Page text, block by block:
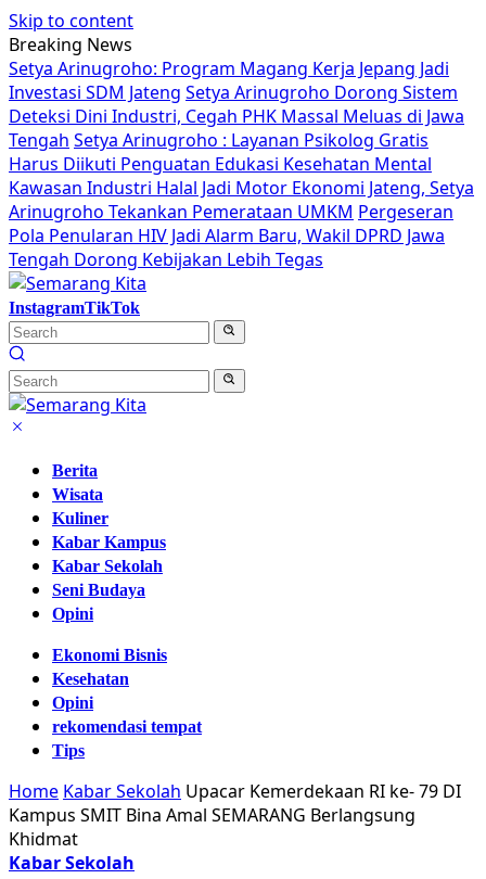
Skip to content
Breaking News
Setya Arinugroho: Program Magang Kerja Jepang Jadi
Investasi SDM Jateng Setya Arinugroho Dorong Sistem
Deteksi Dini Industri, Cegah PHK Massal Meluas di Jawa
Tengah Setya Arinugroho : Layanan Psikolog Gratis
Harus Diikuti Penguatan Edukasi Kesehatan Mental
Kawasan Industri Halal Jadi Motor Ekonomi Jateng, Setya
Arinugroho Tekankan Pemerataan UMKM Pergeseran
Pola Penularan HIV Jadi Alarm Baru, Wakil DPRD Jawa
Tengah Dorong Kebijakan Lebih Tegas
InstagramTikTok
Berita
Wisata
Kuliner
Kabar Kampus
Kabar Sekolah
Seni Budaya
Opini
Ekonomi Bisnis
Kesehatan
Opini
rekomendasi tempat
Tips
Home Kabar Sekolah Upacar Kemerdekaan RI ke- 79 DI
Kampus SMIT Bina Amal SEMARANG Berlangsung
Khidmat
Kabar Sekolah